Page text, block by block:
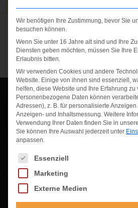
STARTSEITE
LICHTTECHNIK VERLEIH
DJ EQUIPMENT
BEAMER, LCD &
STROMERZEUGER &
ÜBER UNS
KONTAKT / ANFAHRT
Wir sind Ihr freundlicher Verleih von
Medien- und Eventtechnik im
Sie finden bei uns eine große
& PA Tontechnik welche Sie
597640 Mobil: 0176-24137518
SHOW- & EVENTTECHNIK
Eventtechnik Katalog
Wir benötigen Ihre Zustimmung, bevor Sie
besuchen können.
Wenn Sie unter 16 Jahre alt sind und Ihre
Diensten geben möchten, müssen Sie Ihre
Erlaubnis bitten.
Wir verwenden Cookies und andere
Website. Einige von ihnen sind essenziell,
helfen, diese Website und Ihre Erfahrung zu
Personenbezogene Daten können
Adressen), z. B. für personalisierte
Anzeigen- und Inhaltsmessung. Weitere
Verwendung Ihrer Daten finden Sie in
Sie können Ihre Auswahl jederzeit unter
anpassen.
Es folgt eine Liste der Service-Gruppen,
Essenziell
Marketing
Externe Medien